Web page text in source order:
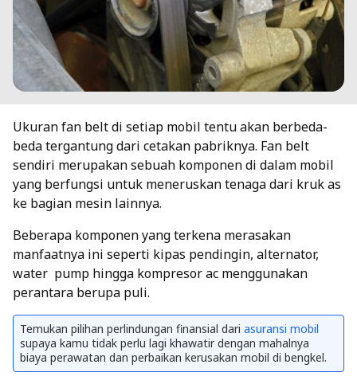
Ukuran fan belt di setiap mobil tentu akan berbeda-
beda tergantung dari cetakan pabriknya. Fan belt
sendiri merupakan sebuah komponen di dalam mobil
yang berfungsi untuk meneruskan tenaga dari kruk as
ke bagian mesin lainnya.
Beberapa komponen yang terkena merasakan
manfaatnya ini seperti kipas pendingin, alternator,
water pump hingga kompresor ac menggunakan
perantara berupa puli.
Temukan pilihan perlindungan finansial dari asuransi mobil
supaya kamu tidak perlu lagi khawatir dengan mahalnya
biaya perawatan dan perbaikan kerusakan mobil di bengkel.